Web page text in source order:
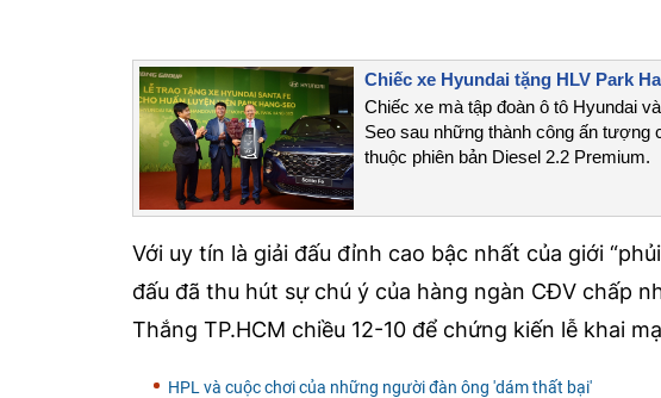
Chiếc xe Hyundai tặng HLV Park
Chiếc xe mà tập đoàn ô tô Hyundai
Seo sau những thành công ấn tượng
thuộc phiên bản Diesel 2.2 Premium.
Với uy tín là giải đấu đỉnh cao bậc nhất của giới
đấu đã thu hút sự chú ý của hàng ngàn CĐV chấp
Thắng TP.HCM chiều 12-10 để chứng kiến lễ khai
HPL và cuộc chơi của những người đàn ông 'dám thất bại'